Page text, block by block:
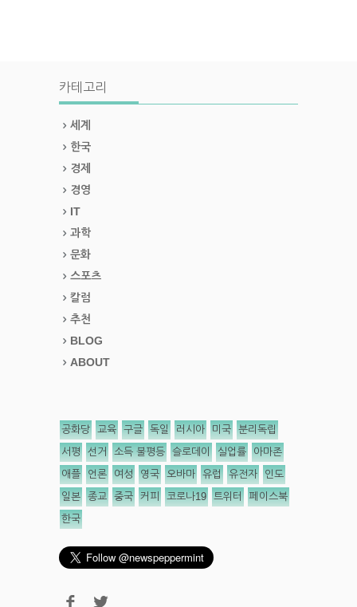
카테고리
세계
한국
경제
경영
IT
과학
문화
스포츠
칼럼
추천
BLOG
ABOUT
공화당 교육 구글 독일 러시아 미국 분리독립
서평 선거 소득 불평등 슬로데이 실업률 아마존
애플 언론 여성 영국 오바마 유럽 유전자 인도
일본 종교 중국 커피 코로나19 트위터 페이스북
한국